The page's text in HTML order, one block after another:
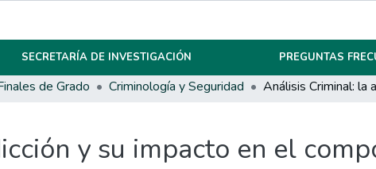
SECRETARÍA DE INVESTIGACIÓN PREGUNTAS
de Grado Criminología y Seguridad
y su impacto en el